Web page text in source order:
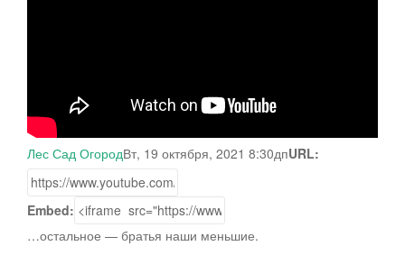
Лес Сад ОгородВт, 19 октября, 2021 8:30дпURL:
Embed:
…остальное — братья наши меньшие.